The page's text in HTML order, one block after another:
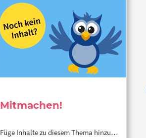
Mitmachen!
Füge Inhalte zu diesem Thema hinzu…